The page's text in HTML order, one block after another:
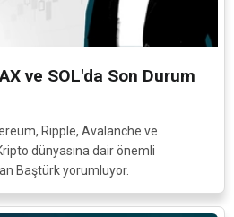
milyonda 1'ine karşılık gelen en
“Sats” biçiminde kısaltılarak da
Analiz) Nedir?
çevrilmiş haliyle “Teknik Analiz”;
grafiği üzerinden geçmiş
incelenerek, piyasanın
ve SOL'da Son Durum
Ripple, Avalanche ve
dünyasına dair önemli
Baştürk yorumluyor.